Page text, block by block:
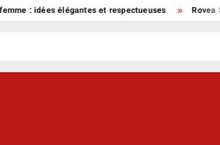
: idées élégantes et respectueuses Rovea